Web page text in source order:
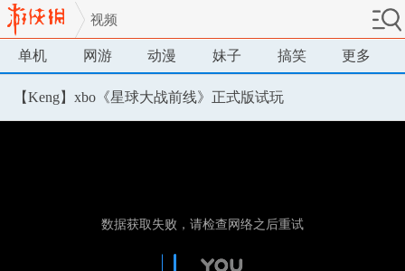
视频
单机 网游 动漫 妹子 搞笑 更多
【Keng】xbo《星球大战前线》正式版试玩